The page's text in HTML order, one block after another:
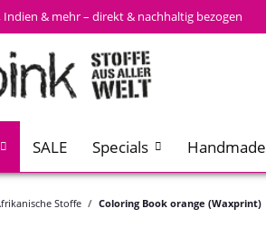
& mehr – direkt & nachhaltig bezogen
SALE Specials Handmade
Stoffe Coloring Book orange (Waxprint)